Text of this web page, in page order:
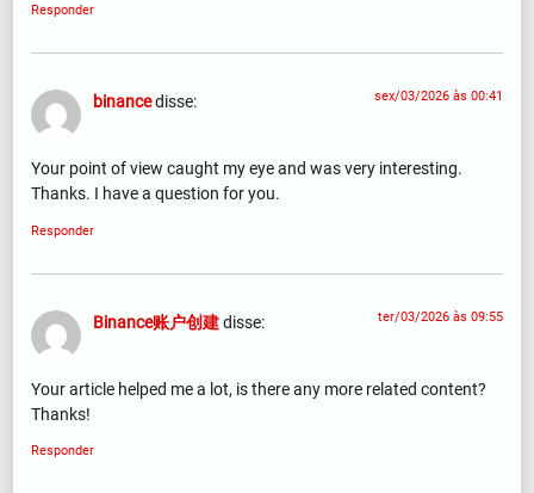
Responder
binancedisse: sex/03/2026 às 00:41
Your point of view caught my eye and was very interesting.
Thanks. I have a question for you.
Responder
Binance账户创建disse: ter/03/2026 às 09:55
Your article helped me a lot, is there any more related content?
Thanks!
Responder